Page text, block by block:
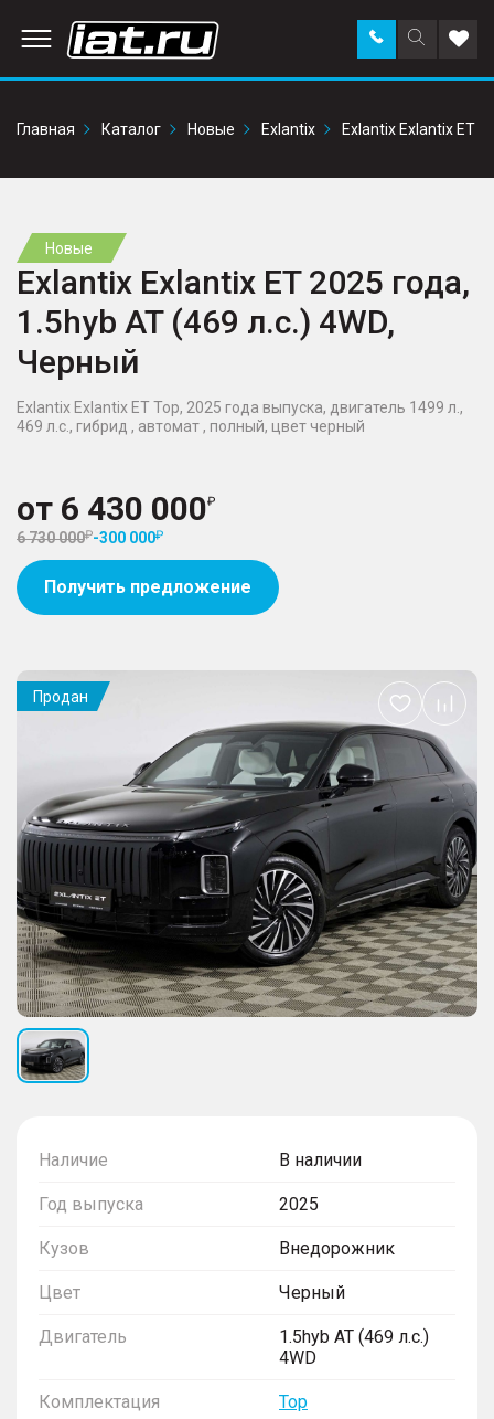
Поиск
по
Заказать
звонок в
Главная
Каталог Новые Exlantix Exlantix Exlantix ET
Новые
Exlantix Exlantix ET 2025 года,
1.5hyb AT (469 л.с.) 4WD,
Черный
Exlantix Exlantix ET Top, 2025 года выпуска, двигатель 1499 л.,
469 л.с., гибрид , автомат , полный, цвет черный
от 6 430 000
6 730 000 -300 000
Получить предложение
Наличие В наличии
Год выпуска 2025
Кузов Внедорожник
Цвет Черный
Двигатель
1.5hyb AT (469 л.с.)
4WD
Комплектация Top
Продан
Добавить
в
избранное